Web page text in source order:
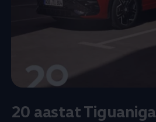
20 aastat Tiguaniga